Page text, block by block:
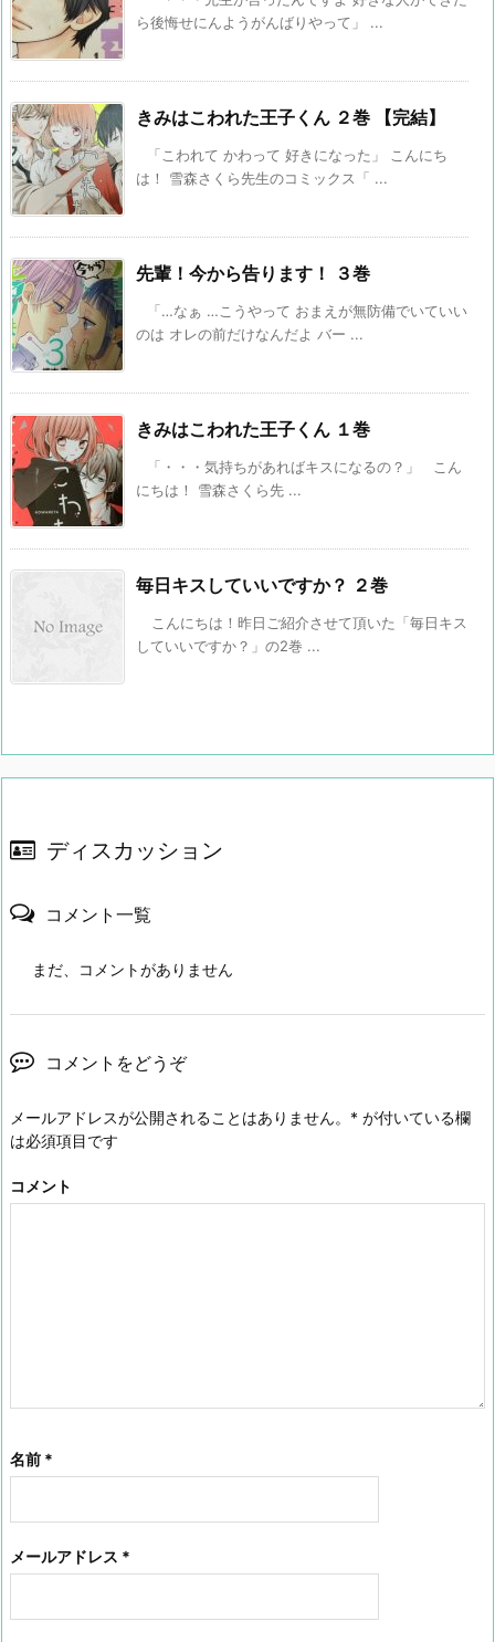
ら後悔せにんようがんばりやって」 ...
きみはこわれた王子くん ２巻 【完結】
「こわれて かわって 好きになった」 こんにち
は！ 雪森さくら先生のコミックス「 ...
先輩！今から告ります！ ３巻
「…なぁ …こうやって おまえが無防備でいていい
のは オレの前だけなんだよ バー ...
きみはこわれた王子くん １巻
「・・・気持ちがあればキスになるの？」 こん
にちは！ 雪森さくら先 ...
毎日キスしていいですか？ ２巻
こんにちは！昨日ご紹介させて頂いた「毎日キス
していいですか？」の2巻 ...
ディスカッション
コメント一覧
まだ、コメントがありません
コメントをどうぞ
メールアドレスが公開されることはありません。 * が付いている欄
は必須項目です
コメント
名前 *
メールアドレス *